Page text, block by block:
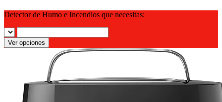
Detector de Humo e Incendios que necesitas:
Ver opciones